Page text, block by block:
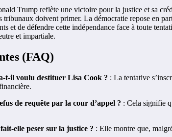
Trump reflète une victoire pour la justice et sa
tribunaux doivent primer. La démocratie repose en
et de défendre cette indépendance face à toute
et impartiale.
(FAQ)
t-il voulu destituer Lisa Cook ? : La tentative
de requête par la cour d’appel ? : Cela signifie
elle peser sur la justice ? : Elle montre que,